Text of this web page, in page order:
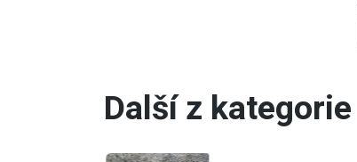
Další z kategorie